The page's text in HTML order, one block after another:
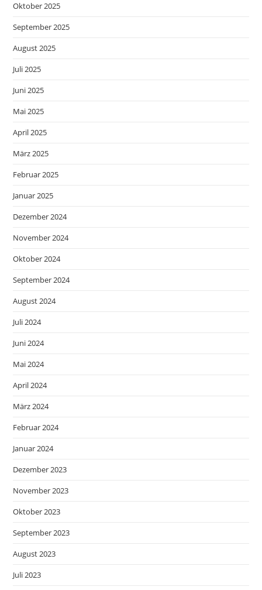
Oktober 2025
September 2025
August 2025
Juli 2025
Juni 2025
Mai 2025
April 2025
März 2025
Februar 2025
Januar 2025
Dezember 2024
November 2024
Oktober 2024
September 2024
August 2024
Juli 2024
Juni 2024
Mai 2024
April 2024
März 2024
Februar 2024
Januar 2024
Dezember 2023
November 2023
Oktober 2023
September 2023
August 2023
Juli 2023